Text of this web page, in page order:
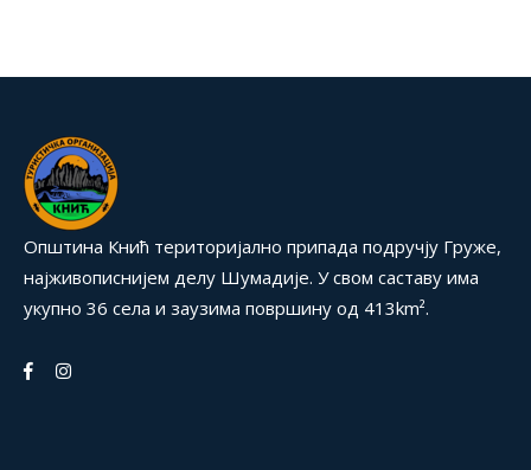
Општина Кнић територијално припада подручју Груже,
најживописнијем делу Шумадије. У свом саставу има
укупно 36 села и заузима површину од 413km².